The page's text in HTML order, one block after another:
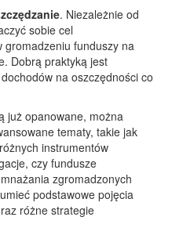
. Niezależnie od
sobie cel
gromadzeniu funduszy na
Dobrą praktyką jest
na oszczędności co
już opanowane, można
tematy, takie jak
instrumentów
czy fundusze
zgromadzonych
podstawowe pojęcia
różne strategie